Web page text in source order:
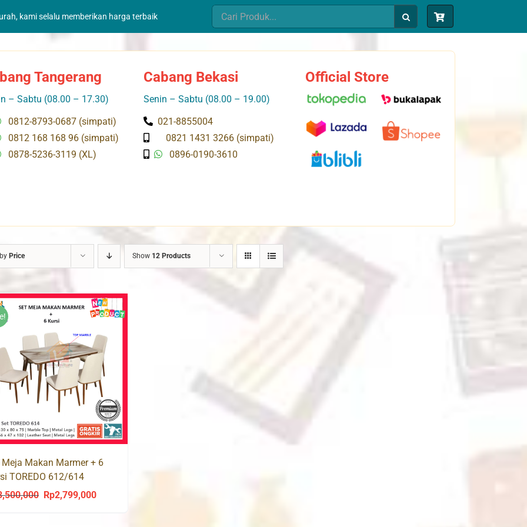
kami selalu memberikan harga terbaik
Search
for:
Tangerang
– Sabtu (08.00 – 17.30)
0812-8793-0687 (simpati)
0812 168 168 96 (simpati)
0878-5236-3119 (XL)
Cabang Bekasi
Senin – Sabtu (08.00 – 19.00)
021-8855004
0821 1431 3266 (simpati)
0896-0190-3610
Official Store
Price Show 12 Products
Meja Makan Marmer + 6
TOREDO 612/614
Original
Rp2,799,000Current